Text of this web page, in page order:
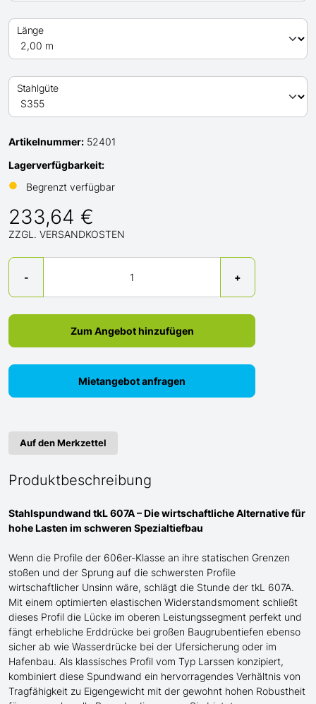
Länge
Stahlgüte
Artikelnummer: 52401
Lagerverfügbarkeit:
●
Begrenzt verfügbar
233,64 €
ZZGL. VERSANDKOSTEN
-
Menge
+
Zum Angebot hinzufügen
Mietangebot anfragen
Auf den Merkzettel
Produktbeschreibung
Stahlspundwand tkL 607A – Die wirtschaftliche Alternative für
hohe Lasten im schweren Spezialtiefbau
Wenn die Profile der 606er-Klasse an ihre statischen Grenzen
stoßen und der Sprung auf die schwersten Profile
wirtschaftlicher Unsinn wäre, schlägt die Stunde der tkL 607A.
Mit einem optimierten elastischen Widerstandsmoment schließt
dieses Profil die Lücke im oberen Leistungssegment perfekt und
fängt erhebliche Erddrücke bei großen Baugrubentiefen ebenso
sicher ab wie Wasserdrücke bei der Ufersicherung oder im
Hafenbau. Als klassisches Profil vom Typ Larssen konzipiert,
kombiniert diese Spundwand ein hervorragendes Verhältnis von
Tragfähigkeit zu Eigengewicht mit der gewohnt hohen Robustheit